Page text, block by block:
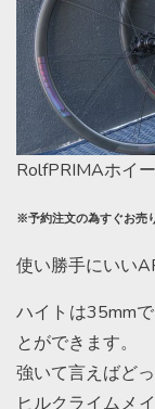
RolfPRIMAホイ
※予約注文の為すぐお売
使い勝手にいい
ハイトは35mm
とができます。
強いて言えばど
ヒルクライムメ